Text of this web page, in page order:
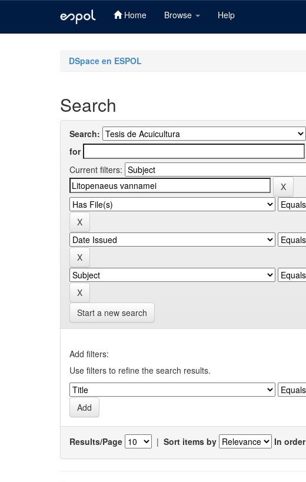
Home Browse Help
DSpace en ESPOL
Search
Search:
for
Current filters:
Start a new search
Add filters:
Use filters to refine the search results.
Results/Page | Sort items by In order